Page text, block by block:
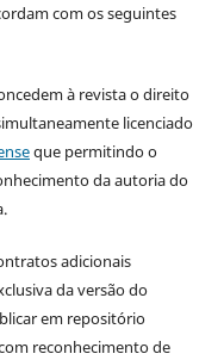
com os seguintes
à revista o direito
licenciado
que permitindo o
da autoria do
adicionais
da versão do
em repositório
reconhecimento de